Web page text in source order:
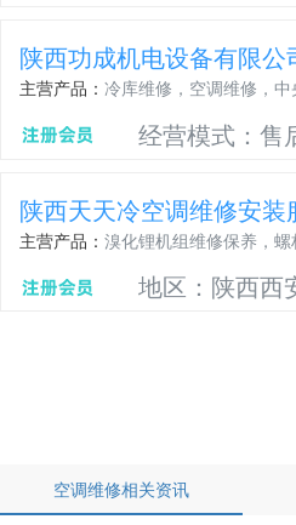
陕西功成机电设备有限公
主营产品： 冷库维修，空调维修，
经营模式：售
陕西天天冷空调维修安装
主营产品： 溴化锂机组维修保养，
地区：陕西西
空调维修相关资讯